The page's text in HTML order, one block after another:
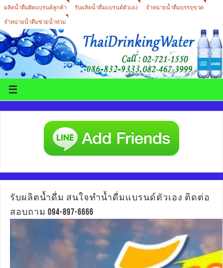
ผลิตน้ำดื่มติดแบรนด์ลูกค้า รับผลิตน้ำดื่มแบรนด์ตัวเอง
จำหน่ายน้ำดื่มบรรจุขวด
จำหน่ายน้ำดื่มช่วยน้ำท่วม
รับผลิตน้ำดื่ม สนใจทำน้ำดื่มแบรนด์ตัวเอง ติดต่อ
สอบถาม 094-897-6666